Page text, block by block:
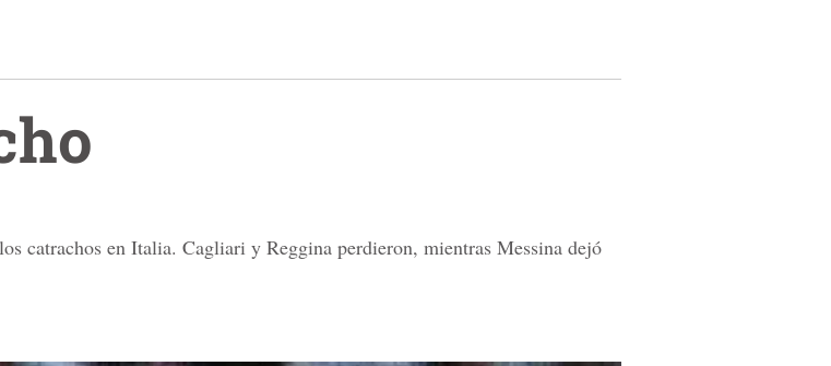
catrachos en Italia. Cagliari y Reggina perdieron, mientras Messina dejó